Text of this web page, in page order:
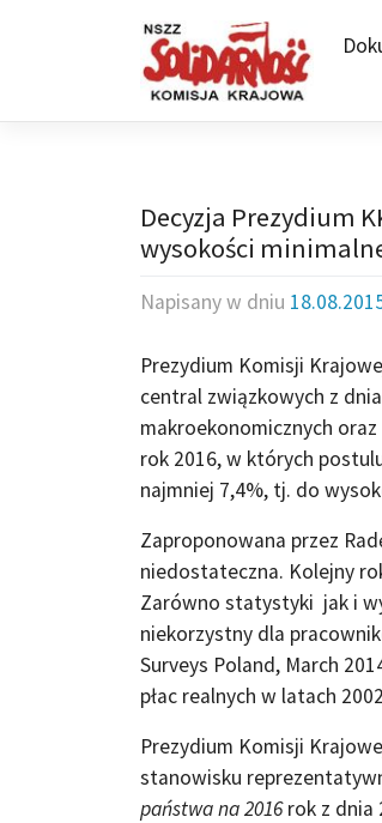
Decyzja Prezydium
wysokości
Napisany w dniu
Prezydium Komisji
central związkowych z
makroekonomicznych
rok 2016, w których
najmniej 7,4%, tj. do
Zaproponowana przez
niedostateczna. Kolejny
Zarówno statystyki jak i
niekorzystny dla
Surveys Poland, March
płac realnych w latach
Prezydium Komisji
stanowisku
państwa na 2016rok z dnia